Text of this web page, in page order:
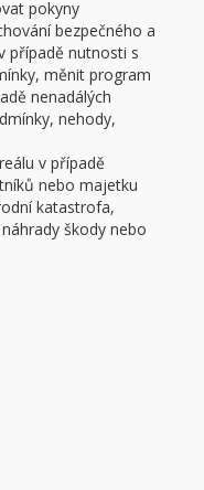
pokyny
bezpečného a
případě nutnosti s
měnit program
nenadálých
nehody,
v případě
nebo majetku
katastrofa,
škody nebo